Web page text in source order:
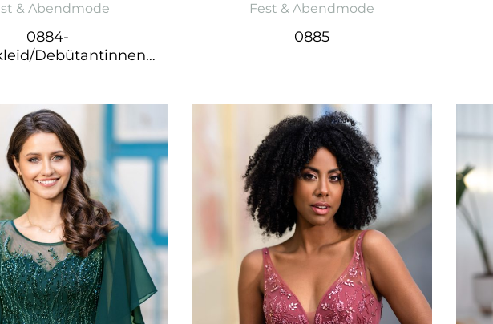
& Abendmode
0884-
Debütantinnenk
Fest & Abendmode
0885